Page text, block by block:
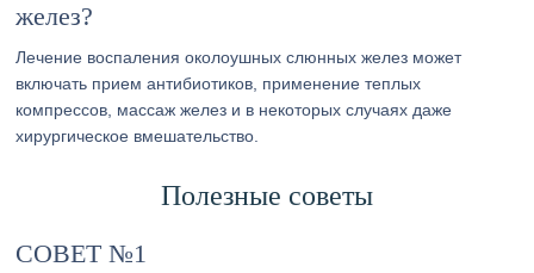
желез?
Лечение воспаления околоушных слюнных желез может
включать прием антибиотиков, применение теплых
компрессов, массаж желез и в некоторых случаях даже
хирургическое вмешательство.
Полезные советы
СОВЕТ №1